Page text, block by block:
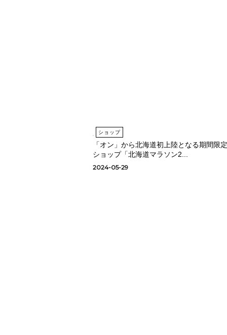
ショップ
「オン」から北海道初上陸となる期間限定
ショップ「北海道マラソン2...
2024-05-29